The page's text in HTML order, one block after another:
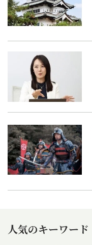
人気のキーワード